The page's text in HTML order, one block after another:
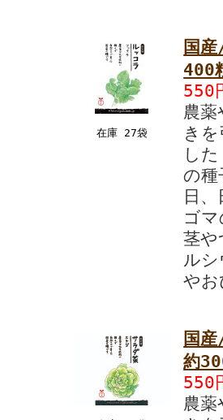
在庫 27袋
国
400
550
農薬
き
し
の種
日
ゴ
茎や
ルシ
やお
国
約
550
農薬